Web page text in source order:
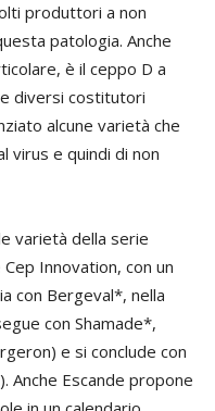
produttori a non
patologia. Anche
è il ceppo D a
diversi costitutori
alcune varietà che
e quindi di non
varietà della serie
Innovation, con un
con Bergeval*, nella
con Shamade*,
e si conclude con
Anche Escande propone